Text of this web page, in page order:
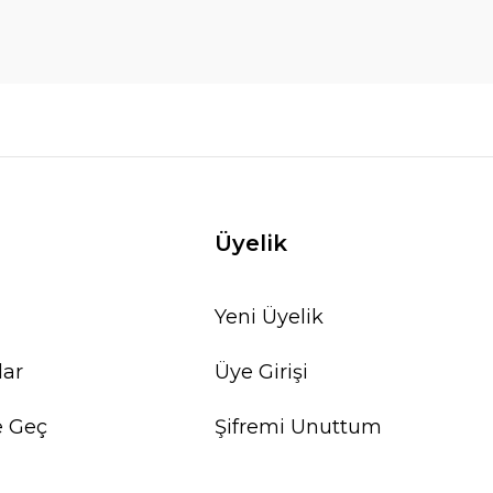
Geç
Üyelik
Yeni Üyelik
Üye Girişi
Şifremi Unuttum